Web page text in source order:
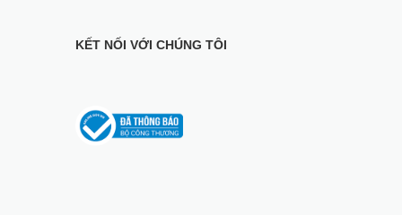
KẾT NỐI VỚI CHÚNG TÔI